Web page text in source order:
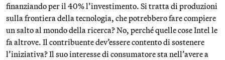
finanziando per il 40% l’investimento. Si tratta di produzioni
sulla frontiera della tecnologia, che potrebbero fare compiere
un salto al mondo della ricerca? No, perché quelle cose Intel le
fa altrove. Il contribuente dev’essere contento di sostenere
l’iniziativa? Il suo interesse di consumatore sta nell’avere a